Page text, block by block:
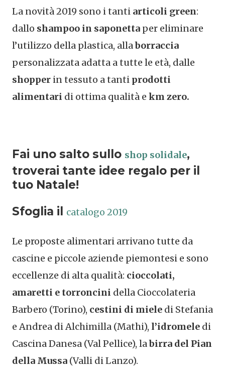
La novità 2019 sono i tanti articoli green:
dallo shampoo in saponetta per eliminare
l’utilizzo della plastica, allaborraccia
personalizzata adatta a tutte le età, dalle
shopper in tessuto a tanti prodotti
alimentari di ottima qualità e km zero.
Fai uno salto sullo shop solidale,
troverai tante idee regalo per il
tuo Natale!
Sfoglia il
catalogo 2019
Le proposte alimentari arrivano tutte da
cascine e piccole aziende piemontesi e sono
eccellenze di alta qualità: cioccolati,
amaretti e torroncini della Cioccolateria
Barbero (Torino), cestini di miele di Stefania
e Andrea di Alchimilla (Mathi), l’idromele di
Cascina Danesa (Val Pellice), labirra del Pian
della Mussa (Valli di Lanzo).